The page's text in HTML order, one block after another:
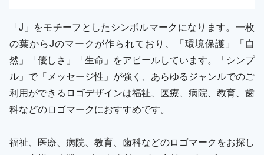
「J」をモチーフとしたシンボルマークになります。一枚
の葉からJのマークが作られており、「環境保護」「自
然」「優しさ」「生命」をアピールしています。「シンプ
ル」で「メッセージ性」が強く、あらゆるジャンルでのご
利用ができるロゴデザインは福祉、医療、病院、教育、歯
科などのロゴマークにおすすめです。
福祉、医療、病院、教育、歯科などのロゴマークをお探し